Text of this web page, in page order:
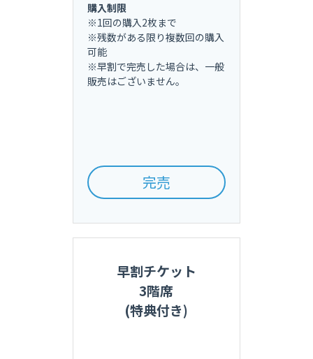
購入制限
※1回の購入2枚まで
※残数がある限り複数回の購入
可能
※早割で完売した場合は、一般
販売はございません。
完売
早割チケット
3階席
(特典付き)